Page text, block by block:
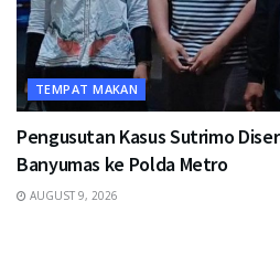
TEMPAT MAKAN
Pengusutan Kasus Sutrimo
Banyumas ke Polda Metro
AUGUST 9, 2026